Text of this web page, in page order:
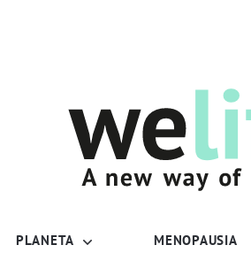
PLANETA MENOPAUSIA